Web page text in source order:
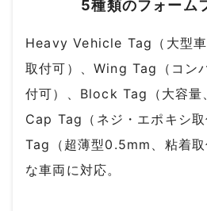
5種類のフォーム
Heavy Vehicle Tag（大型車
取付可）、Wing Tag（コン
付可）、Block Tag（大容量
Cap Tag（ネジ・エポキシ
Tag（超薄型0.5mm、粘着
な車両に対応。